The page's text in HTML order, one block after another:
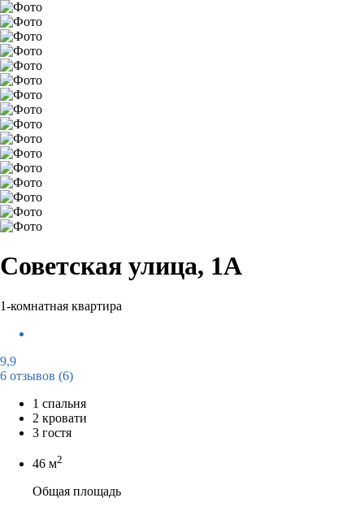
Советская улица, 1А
1-комнатная квартира
9,9
6 отзывов (6)
1 спальня
2 кровати
3 гостя
46 м2
Общая площадь